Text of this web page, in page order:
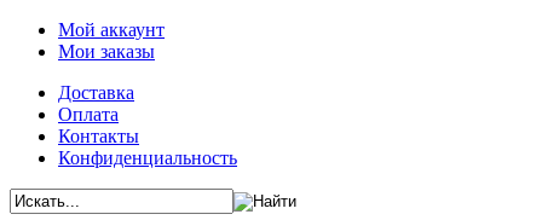
Мой аккаунт
Мои заказы
Доставка
Оплата
Контакты
Конфиденциальность